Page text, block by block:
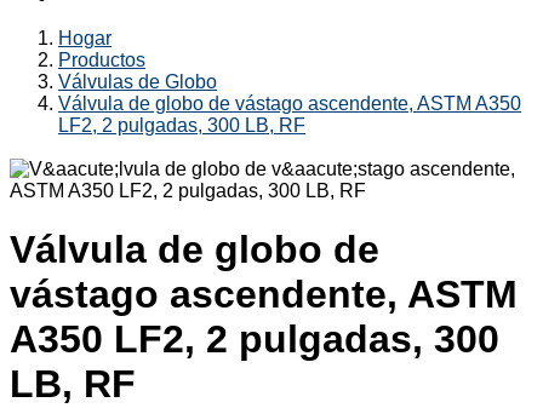
Hogar
Productos
Válvulas de Globo
Válvula de globo de vástago ascendente, ASTM A350
LF2, 2 pulgadas, 300 LB, RF
Válvula de globo de
vástago ascendente, ASTM
A350 LF2, 2 pulgadas, 300
LB, RF